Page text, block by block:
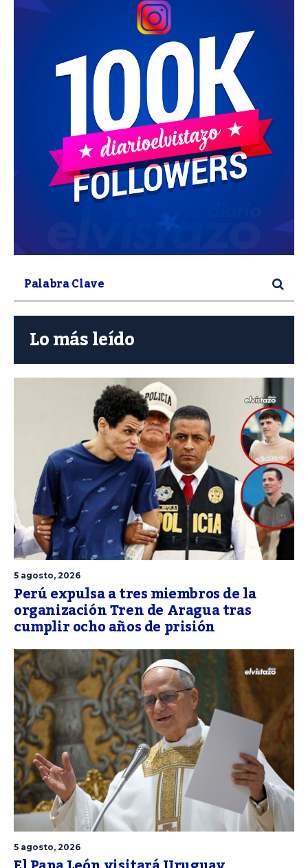
Lo más leído
5 agosto, 2026
Perú expulsa a tres miembros de la
organización Tren de Aragua tras
cumplir ocho años de prisión
5 agosto, 2026